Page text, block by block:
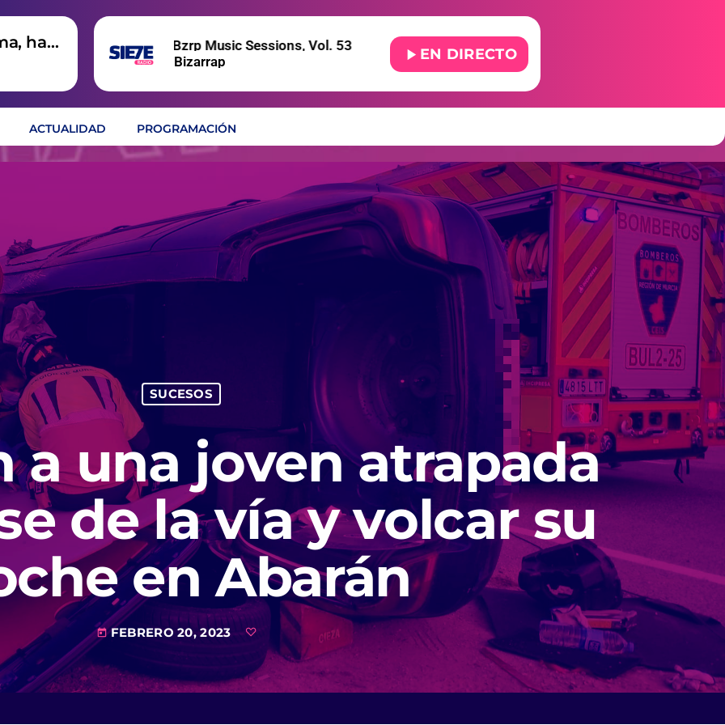
hay
Shakira: Bzrp Music Sessions, Vol. 53
Bizarrap
play_arrow EN DIRECTO
ACTUALIDAD PROGRAMACIÓN
SUCESOS
a una joven atrapada
de la vía y volcar su
en Abarán
today FEBRERO 20, 2023